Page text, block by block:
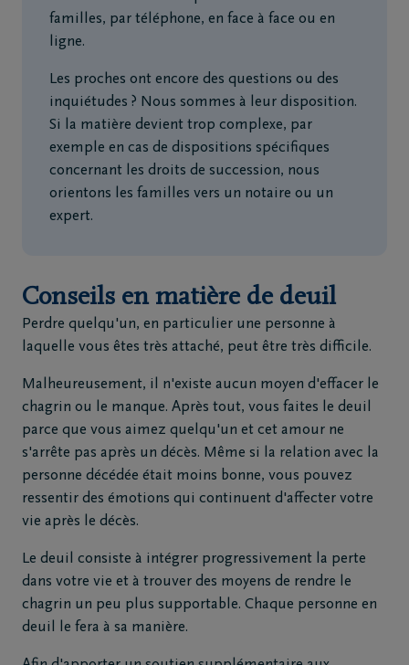
familles, par téléphone, en face à face ou en
ligne.
Les proches ont encore des questions ou des
inquiétudes ? Nous sommes à leur disposition.
Si la matière devient trop complexe, par
exemple en cas de dispositions spécifiques
concernant les droits de succession, nous
orientons les familles vers un notaire ou un
expert.
Conseils en matière de deuil
Perdre quelqu'un, en particulier une personne à
laquelle vous êtes très attaché, peut être très difficile.
Malheureusement, il n'existe aucun moyen d'effacer le
chagrin ou le manque. Après tout, vous faites le deuil
parce que vous aimez quelqu'un et cet amour ne
s'arrête pas après un décès. Même si la relation avec la
personne décédée était moins bonne, vous pouvez
ressentir des émotions qui continuent d'affecter votre
vie après le décès.
Le deuil consiste à intégrer progressivement la perte
dans votre vie et à trouver des moyens de rendre le
chagrin un peu plus supportable. Chaque personne en
deuil le fera à sa manière.